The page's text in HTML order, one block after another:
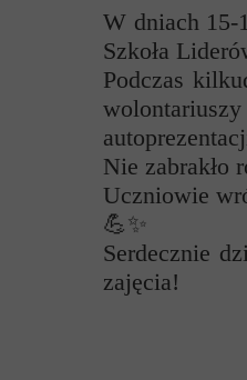
W dniach 15-
Szkoła
Podczas
Nie zabrakło
Uczniowie
💪✨
Serdecznie
zajęcia!